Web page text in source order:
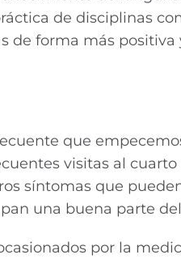
de disciplinas
de forma más positiva
que
visitas al cuarto
síntomas que
una buena parte
por la